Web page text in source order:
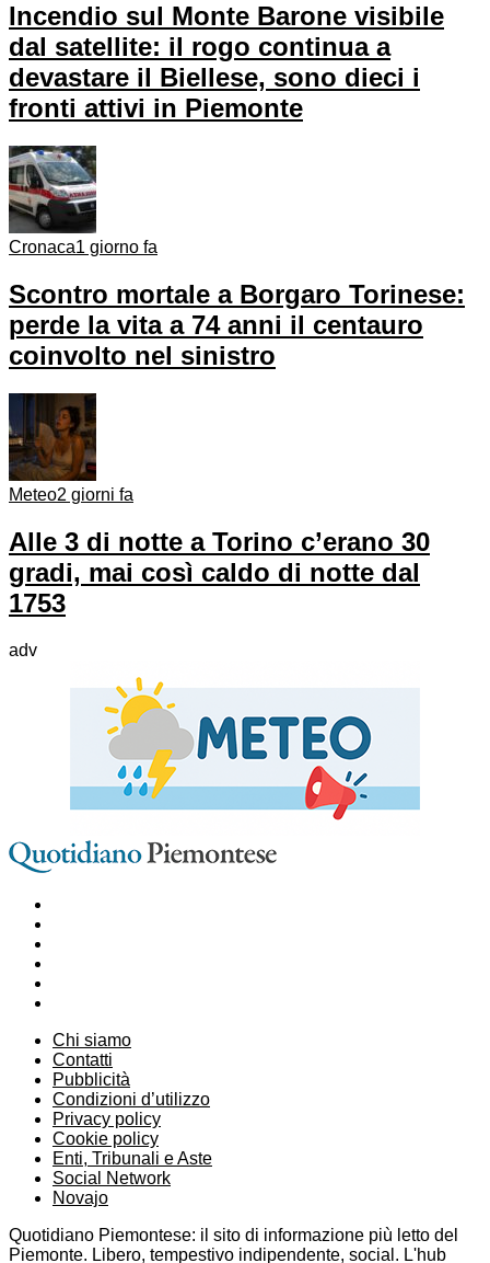
Incendio sul Monte Barone visibile
dal satellite: il rogo continua a
devastare il Biellese, sono dieci i
fronti attivi in Piemonte
Cronaca1 giorno fa
Scontro mortale a Borgaro Torinese:
perde la vita a 74 anni il centauro
coinvolto nel sinistro
Meteo2 giorni fa
Alle 3 di notte a Torino c’erano 30
gradi, mai così caldo di notte dal
1753
adv
Chi siamo
Contatti
Pubblicità
Condizioni d’utilizzo
Privacy policy
Cookie policy
Enti, Tribunali e Aste
Social Network
Novajo
Quotidiano Piemontese: il sito di informazione più letto del
Piemonte. Libero, tempestivo indipendente, social. L'hub